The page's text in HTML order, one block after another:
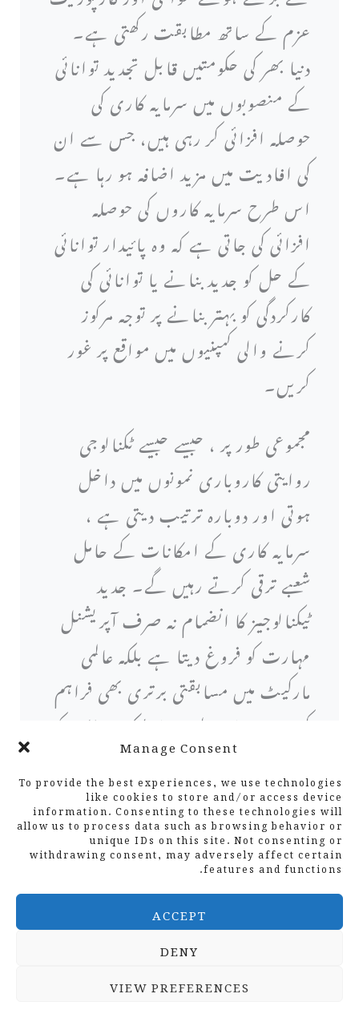
Manage Consent
To provide the best experiences, we use technologies
like cookies to store and/or access device
information. Consenting to these technologies will
allow us to process data such as browsing behavior or
unique IDs on this site. Not consenting or
withdrawing consent, may adversely affect certain
features and functions.
ACCEPT
DENY
VIEW PREFERENCES
عزم کے ساتھ مطابقت رکھتی ہے۔
دنیا بھر کی حکومتیں قابل تجدید توانائی
کے منصوبوں میں سرمایہ کاری کی
حوصلہ افزائی کر رہی ہیں، جس سے ان
کی افادیت میں مزید اضافہ ہو رہا ہے۔
اس طرح سرمایہ کاروں کی حوصلہ
افزائی کی جاتی ہے کہ وہ پائیدار توانائی
کے حل کو جدید بنانے یا توانائی کی
کارکردگی کو بہتر بنانے پر توجہ مرکوز
کرنے والی کمپنیوں میں مواقع پر غور
کریں۔
مجموعی طور پر ، جیسے جیسے ٹکنالوجی
روایتی کاروباری نمونوں میں داخل
ہوتی اور دوبارہ ترتیب دیتی ہے ،
سرمایہ کاری کے امکانات کے حامل
شعبے ترقی کرتے رہیں گے۔ جدید
ٹیکنالوجیز کا انضمام نہ صرف آپریشنل
مہارت کو فروغ دیتا ہے بلکہ عالمی
مارکیٹ میں مسابقتی برتری بھی فراہم
کرتا ہے۔ اس طرح، اسٹیک ہولڈرز کو
منافع بخش منافع حاصل کرنے کے لئے
ان ابھرتے ہوئے رجحانات کی
نشاندہی کرنے اور ان سے فائدہ
اٹھانے میں محتاط رہنا چاہئے۔
پائیداری اور اخلاقی سرمایہ کاری
سرمایہ کاری کی حکمت عملی میں